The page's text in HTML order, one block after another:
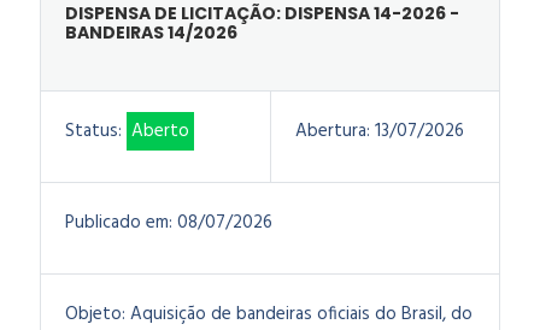
DISPENSA DE LICITAÇÃO: DISPENSA 14-2026 -
BANDEIRAS 14/2026
Status: Aberto Abertura: 13/07/2026
Publicado em: 08/07/2026
Objeto: Aquisição de bandeiras oficiais do Brasil, do